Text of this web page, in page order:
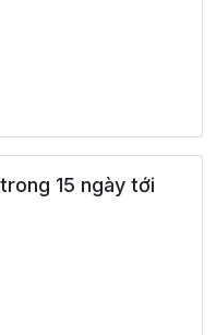
15 ngày tới